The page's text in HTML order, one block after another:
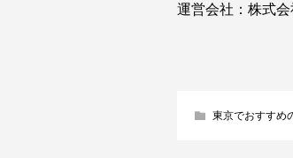
運営会社：株式
東京でおすすめ